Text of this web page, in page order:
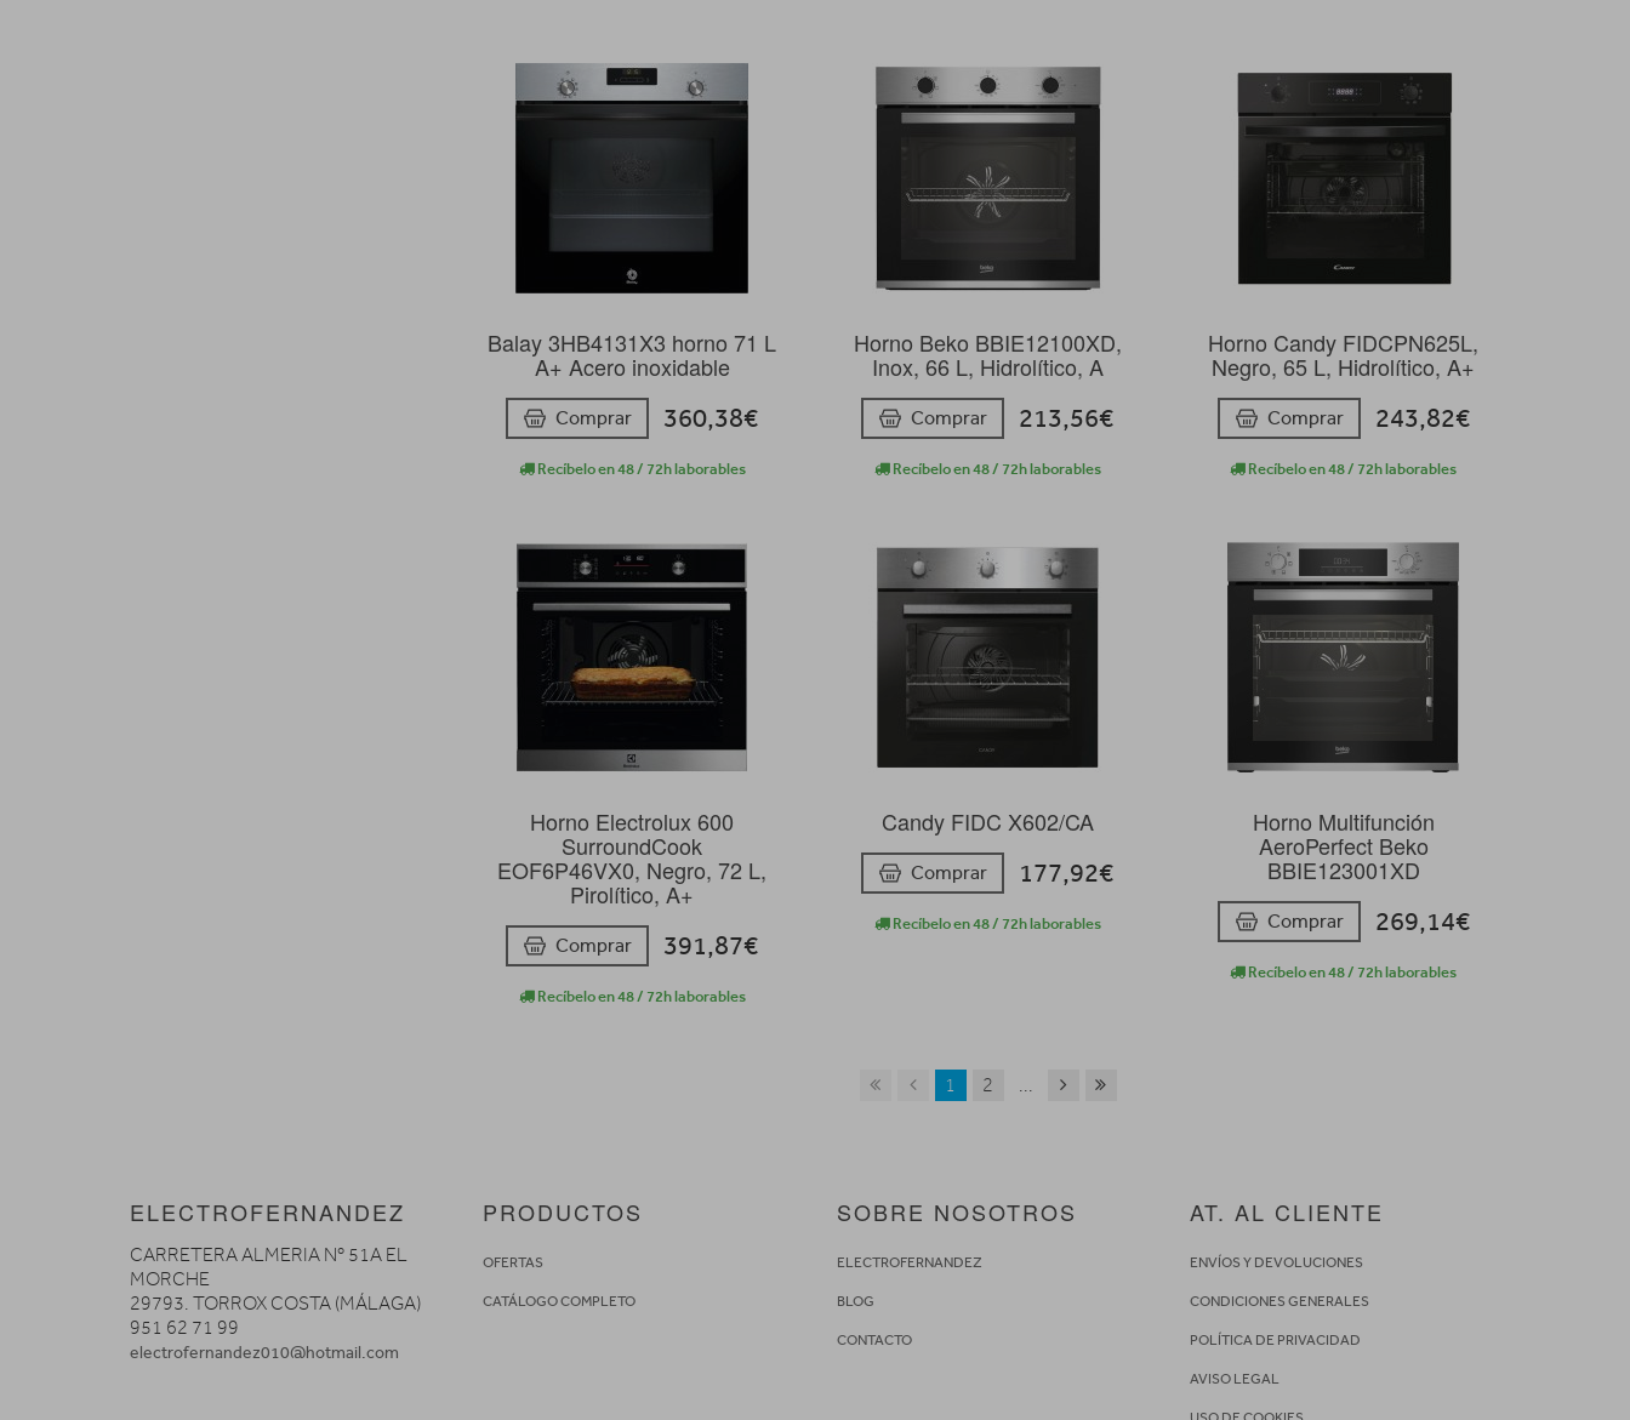
Balay 3HB4131X3 horno 71 L
A+ Acero inoxidable
Comprar 360,38€
Recíbelo en 48 / 72h laborables
Horno Beko BBIE12100XD,
Inox, 66 L, Hidrolítico, A
Comprar 213,56€
Recíbelo en 48 / 72h laborables
Horno Candy FIDCPN625L,
Negro, 65 L, Hidrolítico, A+
Comprar 243,82€
Recíbelo en 48 / 72h laborables
Horno Electrolux 600
SurroundCook
EOF6P46VX0, Negro, 72 L,
Pirolítico, A+
Comprar 391,87€
Recíbelo en 48 / 72h laborables
Candy FIDC X602/CA
Comprar 177,92€
Recíbelo en 48 / 72h laborables
Horno Multifunción
AeroPerfect Beko
BBIE123001XD
Comprar 269,14€
Recíbelo en 48 / 72h laborables
1 2 ...
ELECTROFERNANDEZ
CARRETERA ALMERIA Nº 51A EL
MORCHE
29793. TORROX COSTA (MÁLAGA)
951 62 71 99
electrofernandez010@hotmail.com
PRODUCTOS
OFERTAS
CATÁLOGO COMPLETO
SOBRE NOSOTROS
ELECTROFERNANDEZ
BLOG
CONTACTO
AT. AL CLIENTE
ENVÍOS Y DEVOLUCIONES
CONDICIONES GENERALES
POLÍTICA DE PRIVACIDAD
AVISO LEGAL